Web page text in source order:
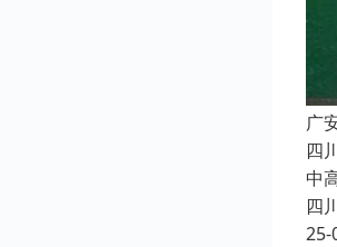
广
四
中
四
25-